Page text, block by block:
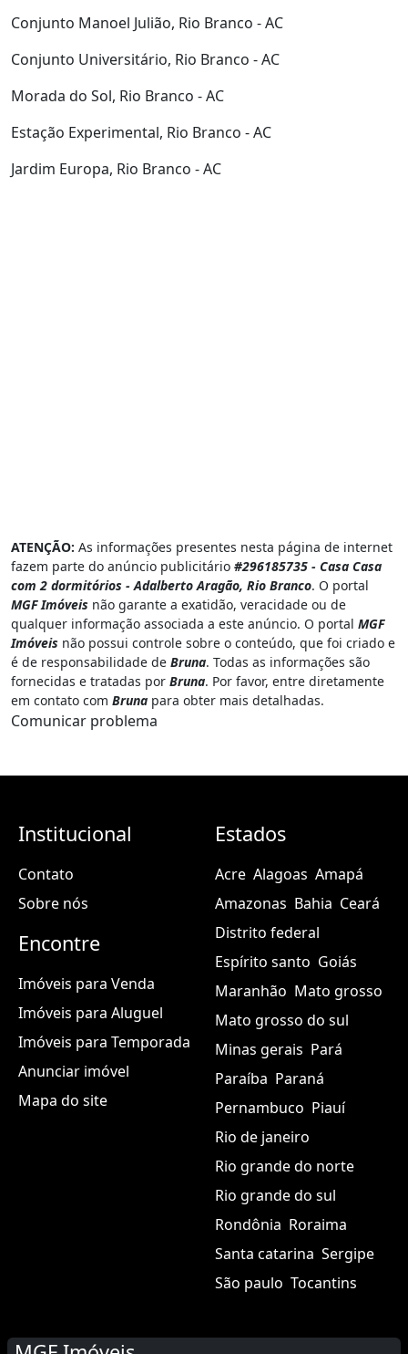
Conjunto Manoel Julião, Rio Branco - AC
Conjunto Universitário, Rio Branco - AC
Morada do Sol, Rio Branco - AC
Estação Experimental, Rio Branco - AC
Jardim Europa, Rio Branco - AC
ATENÇÃO: As informações presentes nesta página de internet
fazem parte do anúncio publicitário #296185735 - Casa Casa
com 2 dormitórios - Adalberto Aragão, Rio Branco. O portal
MGF Imóveis não garante a exatidão, veracidade ou de
qualquer informação associada a este anúncio. O portal MGF
Imóveis não possui controle sobre o conteúdo, que foi criado e
é de responsabilidade de Bruna. Todas as informações são
fornecidas e tratadas por Bruna. Por favor, entre diretamente
em contato com Bruna para obter mais detalhadas.
Comunicar problema
Institucional
Contato
Sobre nós
Encontre
Imóveis para Venda
Imóveis para Aluguel
Imóveis para Temporada
Anunciar imóvel
Mapa do site
Estados
Acre Alagoas Amapá
Amazonas Bahia Ceará
Distrito federal
Espírito santo Goiás
Maranhão Mato grosso
Mato grosso do sul
Minas gerais Pará
Paraíba Paraná
Pernambuco Piauí
Rio de janeiro
Rio grande do norte
Rio grande do sul
Rondônia Roraima
Santa catarina Sergipe
São paulo Tocantins